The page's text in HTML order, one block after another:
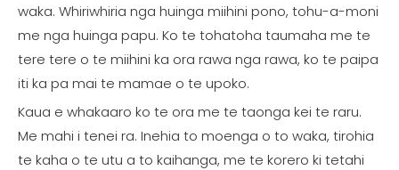
waka. Whiriwhiria nga huinga miihini pono, tohu-a-moni
me nga huinga papu. Ko te tohatoha taumaha me te
tere tere o te miihini ka ora rawa nga rawa, ko te paipa
iti ka pa mai te mamae o te upoko.
Kaua e whakaaro ko te ora me te taonga kei te raru.
Me mahi i tenei ra. Inehia to moenga o to waka, tirohia
te kaha o te utu a to kaihanga, me te korero ki tetahi